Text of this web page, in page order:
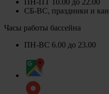
ПН-ПТ 10.00 до 22.00
СБ-ВС, праздники и
Часы работы бассейна
ПН-ВС 6.00 до 23.00